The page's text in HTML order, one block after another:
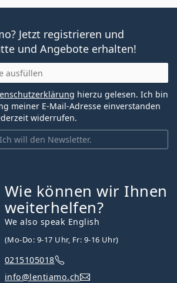
Jetzt registrieren und
und Angebote erhalten!
Ich will den Newsletter.
hierzu gelesen. Ich bin
meiner E-Mail-Adresse einverstanden
widerrufen.
Wie können wir Ihnen
weiterhelfen?
We also speak English
(Mo-Do: 9-17 Uhr, Fr: 9-16 Uhr)
0215105018
info@lentiamo.ch